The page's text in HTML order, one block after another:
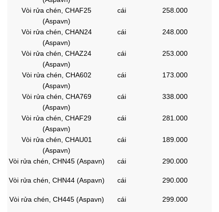
Vòi rửa chén, CHAF25
(Aspavn)
cái 258.000
Vòi rửa chén, CHAN24
(Aspavn)
cái 248.000
Vòi rửa chén, CHAZ24
(Aspavn)
cái 253.000
Vòi rửa chén, CHA602
(Aspavn)
cái 173.000
Vòi rửa chén, CHA769
(Aspavn)
cái 338.000
Vòi rửa chén, CHAF29
(Aspavn)
cái 281.000
Vòi rửa chén, CHAU01
(Aspavn)
cái 189.000
Vòi rửa chén, CHN45 (Aspavn) cái 290.000
Vòi rửa chén, CHN44 (Aspavn) cái 290.000
Vòi rửa chén, CH445 (Aspavn) cái 299.000